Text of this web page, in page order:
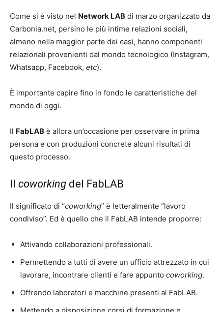
Come si è visto nel Network LAB di marzo organizzato da
Carbonia.net, persino le più intime relazioni sociali,
almeno nella maggior parte dei casi, hanno componenti
relazionali provenienti dal mondo tecnologico (Instagram,
Whatsapp, Facebook, etc).
È importante capire fino in fondo le caratteristiche del
mondo di oggi.
Il FabLAB è allora un’occasione per osservare in prima
persona e con produzioni concrete alcuni risultati di
questo processo.
Il coworking del FabLAB
Il significato di “coworking” è letteralmente “lavoro
condiviso”. Ed è quello che il FabLAB intende proporre:
Attivando collaborazioni professionali.
Permettendo a tutti di avere un ufficio attrezzato in cui
lavorare, incontrare clienti e fare appunto coworking.
Offrendo laboratori e macchine presenti al FabLAB.